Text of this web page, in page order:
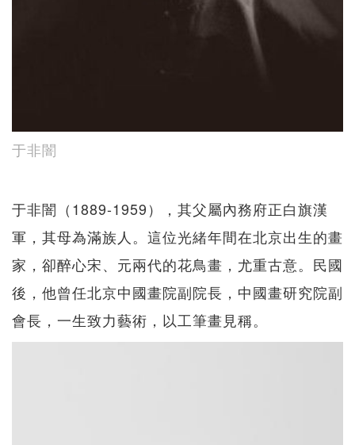
于非闇
于非闇（1889-1959），其父屬內務府正白旗漢
軍，其母為滿族人。這位光緒年間在北京出生的畫
家，卻醉心宋、元兩代的花鳥畫，尤重古意。民國
後，他曾任北京中國畫院副院長，中國畫研究院副
會長，一生致力藝術，以工筆畫見稱。